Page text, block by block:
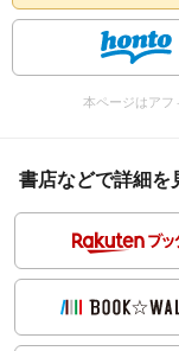
本ページはアフ
書店などで詳細を